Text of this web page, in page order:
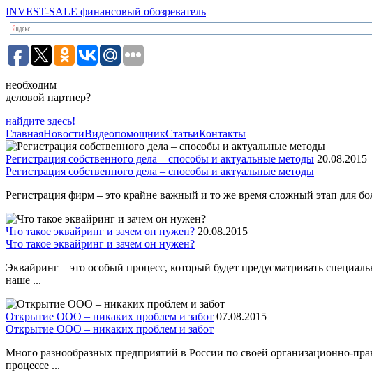
INVEST-SALE финансовый обозреватель
необходим
деловой партнер?
найдите здесь!
ГлавнаяНовостиВидеопомощникСтатьиКонтакты
Регистрация собственного дела – способы и актуальные методы 20.08.2015
Регистрация собственного дела – способы и актуальные методы
Регистрация фирм – это крайне важный и то же время сложный этап для
Что такое эквайринг и зачем он нужен? 20.08.2015
Что такое эквайринг и зачем он нужен?
Эквайринг – это особый процесс, который будет предусматривать
наше ...
Открытие ООО – никаких проблем и забот 07.08.2015
Открытие ООО – никаких проблем и забот
Много разнообразных предприятий в России по своей организационно-
процессе ...